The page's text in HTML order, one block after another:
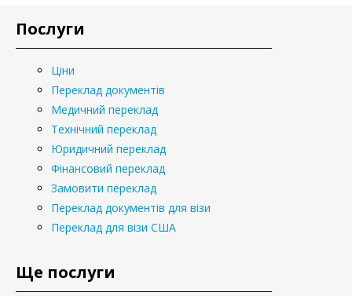
Послуги
Ціни
Переклад документів
Медичний переклад
Технічний переклад
Юридичний переклад
Фінансовий переклад
Замовити переклад
Переклад документів для візи
Переклад для візи США
Ще послуги